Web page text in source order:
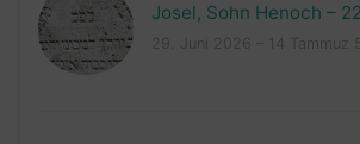
Josel, Sohn Henoch –